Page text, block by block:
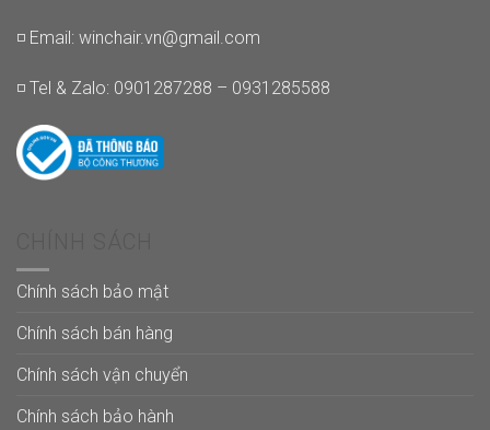
◽ Email: winchair.vn@gmail.com
◽ Tel & Zalo: 0901287288 – 0931285588
Chính sách bảo mật
Chính sách bán hàng
Chính sách vận chuyển
Chính sách bảo hành